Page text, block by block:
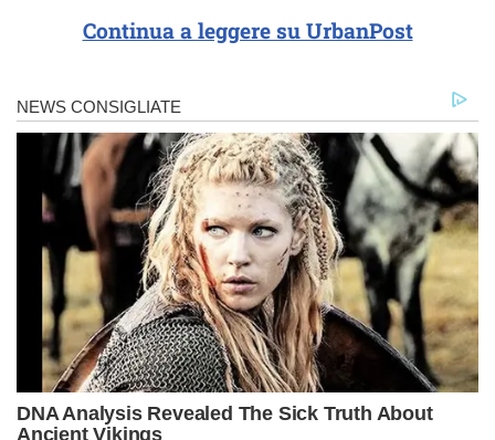
Continua a leggere su UrbanPost